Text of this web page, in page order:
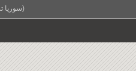
Syria Tracker (سوريا تراكر)